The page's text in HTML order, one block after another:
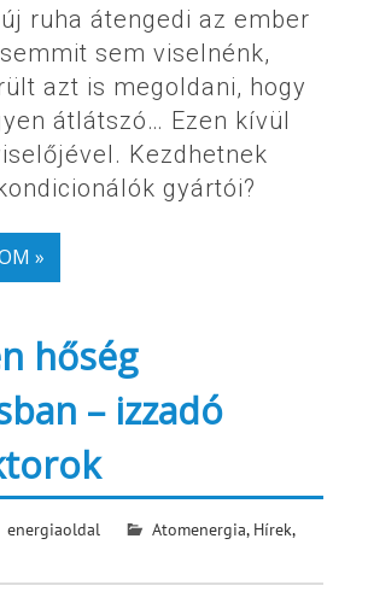
ruha átengedi az ember
sem viselnénk,
azt is megoldani, hogy
átlátszó… Ezen kívül
Kezdhetnek
gyártói?
»
hőség
– izzadó
energiaoldal Atomenergia, Hírek,